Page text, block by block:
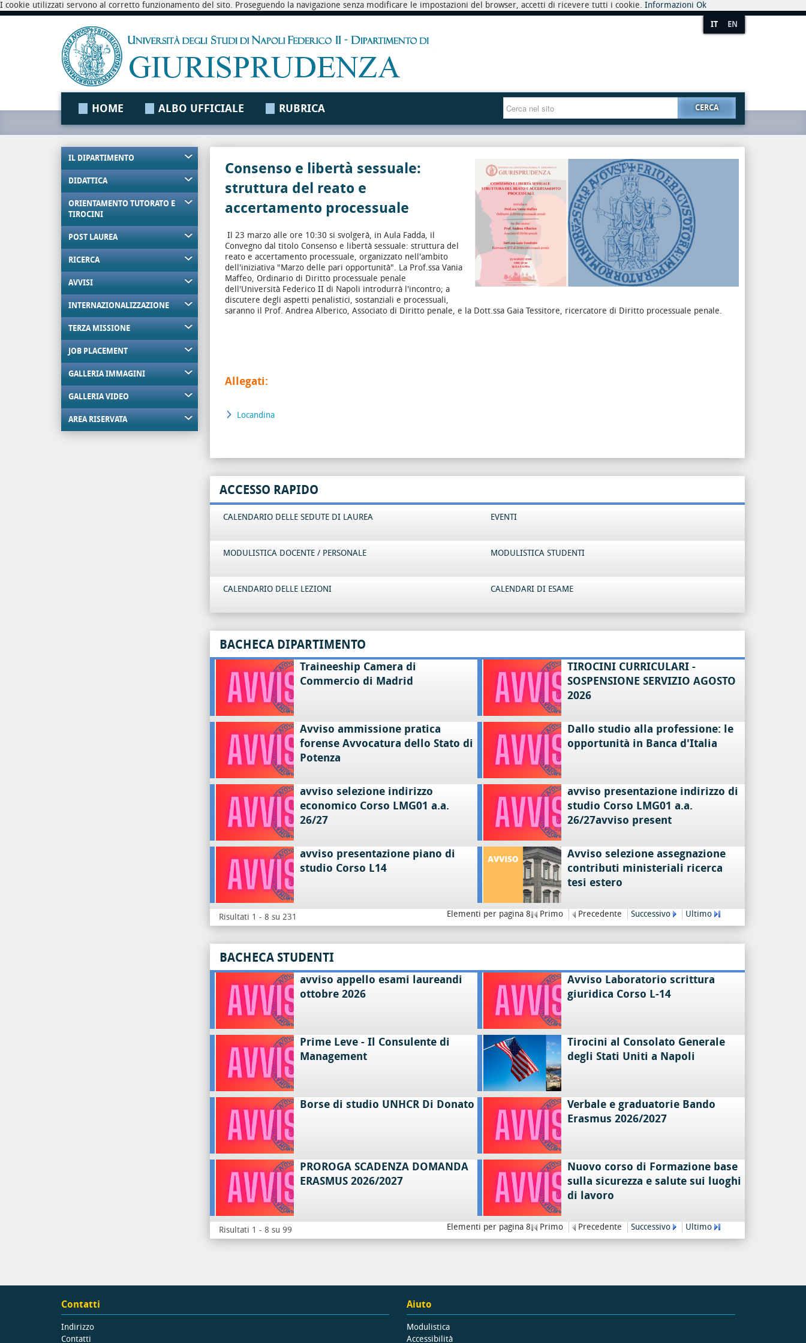
I cookie utilizzati servono al corretto funzionamento del sito. Proseguendo la navigazione senza modificare le impostazioni del browser, accetti di ricevere tutti i cookie. Informazioni Ok
IT EN
HOME ALBO UFFICIALE RUBRICA CERCA
IL DIPARTIMENTO
DIDATTICA
ORIENTAMENTO TUTORATO E
TIROCINI
POST LAUREA
RICERCA
AVVISI
INTERNAZIONALIZZAZIONE
TERZA MISSIONE
JOB PLACEMENT
GALLERIA IMMAGINI
GALLERIA VIDEO
AREA RISERVATA
Consenso e libertà sessuale:
struttura del reato e
accertamento processuale
Il 23 marzo alle ore 10:30 si svolgerà, in Aula Fadda, il
Convegno dal titolo Consenso e libertà sessuale: struttura del
reato e accertamento processuale, organizzato nell'ambito
dell'iniziativa "Marzo delle pari opportunità". La Prof.ssa Vania
Maffeo, Ordinario di Diritto processuale penale
dell'Università Federico II di Napoli introdurrà l'incontro; a
discutere degli aspetti penalistici, sostanziali e processuali,
saranno il Prof. Andrea Alberico, Associato di Diritto penale, e la Dott.ssa Gaia Tessitore, ricercatore di Diritto processuale penale.
Allegati:
Locandina
ACCESSO RAPIDO
CALENDARIO DELLE SEDUTE DI LAUREA EVENTI
MODULISTICA DOCENTE / PERSONALE MODULISTICA STUDENTI
CALENDARIO DELLE LEZIONI CALENDARI DI ESAME
BACHECA DIPARTIMENTO
Traineeship Camera di
Commercio di Madrid
TIROCINI CURRICULARI -
SOSPENSIONE SERVIZIO AGOSTO
2026
Avviso ammissione pratica
forense Avvocatura dello Stato di
Potenza
Dallo studio alla professione: le
opportunità in Banca d'Italia
avviso selezione indirizzo
economico Corso LMG01 a.a.
26/27
avviso presentazione indirizzo di
studio Corso LMG01 a.a.
26/27avviso present
avviso presentazione piano di
studio Corso L14
Avviso selezione assegnazione
contributi ministeriali ricerca
tesi estero
Risultati 1 - 8 su 231 Elementi per pagina 8 Primo Precedente Successivo Ultimo
BACHECA STUDENTI
avviso appello esami laureandi
ottobre 2026
Avviso Laboratorio scrittura
giuridica Corso L-14
Prime Leve - Il Consulente di
Management
Tirocini al Consolato Generale
degli Stati Uniti a Napoli
Borse di studio UNHCR Di Donato
Verbale e graduatorie Bando
Erasmus 2026/2027
PROROGA SCADENZA DOMANDA
ERASMUS 2026/2027
Nuovo corso di Formazione base
sulla sicurezza e salute sui luoghi
di lavoro
Risultati 1 - 8 su 99 Elementi per pagina 8 Primo Precedente Successivo Ultimo
Contatti
Indirizzo
Contatti
Aiuto
Modulistica
Accessibilità